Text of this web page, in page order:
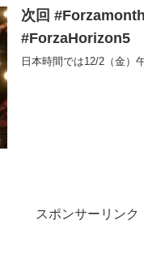
次回
#ForzaHorizon5
日本時間では12/2（金）
スポンサーリンク